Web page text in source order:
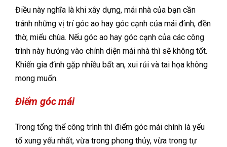
Điều này nghĩa là khi xây dựng, mái nhà của bạn cần
tránh những vị trí góc ao hay góc cạnh của mái đình, đền
thờ, miếu chùa. Nếu góc ao hay góc cạnh của các công
trình này hướng vào chính diện mái nhà thì sẽ không tốt.
Khiến gia đình gặp nhiều bất an, xui rủi và tai họa không
mong muốn.
Điểm góc mái
Trong tổng thể công trình thì điểm góc mái chính là yếu
tố xung yếu nhất, vừa trong phong thủy, vừa trong tự